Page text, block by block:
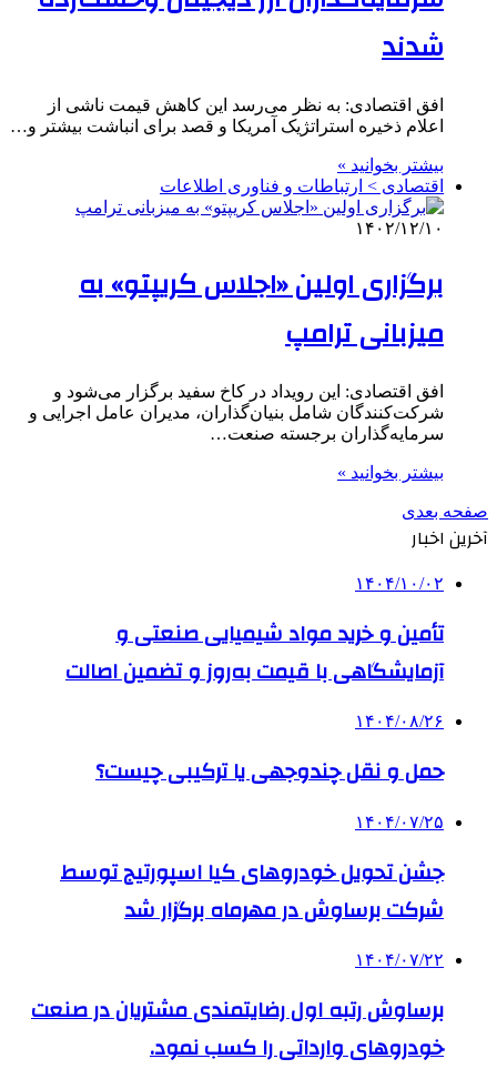
شدند
افق اقتصادی: به نظر می‌رسد این کاهش قیمت ناشی از
اعلام ذخیره استراتژیک آمریکا و قصد برای انباشت بیشتر و…
بیشتر بخوانید »
اقتصادی > ارتباطات و فناوری اطلاعات
۱۴۰۲/۱۲/۱۰
برگزاری اولین «اجلاس کریپتو» به
میزبانی ترامپ
افق اقتصادی: این رویداد در کاخ سفید برگزار می‌شود و
شرکت‌کنندگان شامل بنیان‌گذاران، مدیران عامل اجرایی و
سرمایه‌گذاران برجسته صنعت…
بیشتر بخوانید »
صفحه بعدی
آخرین اخبار
۱۴۰۴/۱۰/۰۲
تأمین و خرید مواد شیمیایی صنعتی و
آزمایشگاهی با قیمت به‌روز و تضمین اصالت
۱۴۰۴/۰۸/۲۶
حمل و نقل چندوجهی یا ترکیبی چیست؟
۱۴۰۴/۰۷/۲۵
جشن تحویل خودروهای کیا اسپورتیج توسط
شرکت برساوش در مهرماه برگزار شد
۱۴۰۴/۰۷/۲۲
برساوش رتبه اول رضایتمندی مشتریان در صنعت
خودروهای وارداتی را کسب نمود.